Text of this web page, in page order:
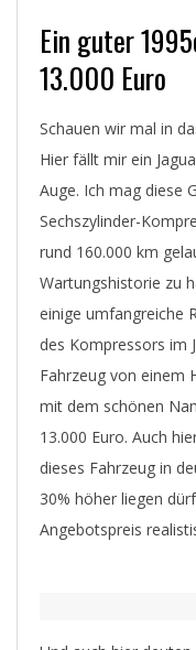
Ein guter
13.000 Euro
Schauen wir mal in
Hier fällt mir ein
Auge. Ich mag diese
Sechszylinder-
rund 160.000 km
Wartungshistorie zu
einige umfangreiche
des Kompressors im
Fahrzeug von einem
mit dem schönen
13.000 Euro. Auch
dieses Fahrzeug in
30% höher liegen
Angebotspreis